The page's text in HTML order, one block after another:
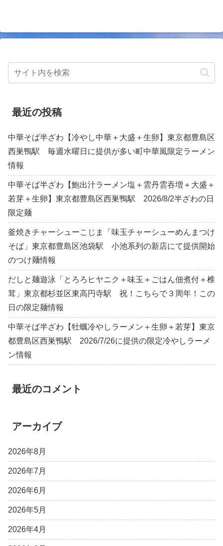
最近の投稿
中華そば半ざわ【冷やし中華＋大盛＋生卵】東京都豊島区
西巣鴨駅 毎週水曜日に提供が多い町中華風限定ラーメン
情報
中華そば半ざわ【鮑出汁ラーメン塩＋雲丹雲吞増＋大盛＋
若芽＋生卵】東京都豊島区西巣鴨駅 2026/8/2半ざわの日
限定麺
釜焼きチャーシューこじま「味玉チャーシューめんまつけ
そば」東京都豊島区池袋駅 小池系列の新店にて提供開始
のつけ麺情報
だしと麺遊泳「とろろヒヤニク＋味玉＋ごはん佃煮付＋椎
茸」東京都杉並区東高円寺駅 祝！こちらで３周年！この
日の限定麺情報
中華そば半ざわ【牡蠣冷やしラーメン＋生卵＋若芽】東京
都豊島区西巣鴨駅 2026/7/26に提供の限定冷やしラーメ
ン情報
最近のコメント
アーカイブ
2026年8月
2026年7月
2026年6月
2026年5月
2026年4月